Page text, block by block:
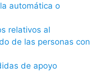
automática o
relativos al
de las personas con
de apoyo